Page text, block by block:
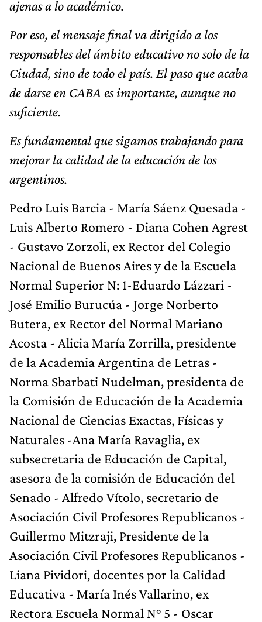
ajenas a lo académico.
Por eso, el mensaje final va dirigido a los
responsables del ámbito educativo no solo de la
Ciudad, sino de todo el país. El paso que acaba
de darse en CABA es importante, aunque no
suficiente.
Es fundamental que sigamos trabajando para
mejorar la calidad de la educación de los
argentinos.
Pedro Luis Barcia - María Sáenz Quesada -
Luis Alberto Romero - Diana Cohen Agrest
- Gustavo Zorzoli, ex Rector del Colegio
Nacional de Buenos Aires y de la Escuela
Normal Superior N: 1-Eduardo Lázzari -
José Emilio Burucúa - Jorge Norberto
Butera, ex Rector del Normal Mariano
Acosta - Alicia María Zorrilla, presidente
de la Academia Argentina de Letras -
Norma Sbarbati Nudelman, presidenta de
la Comisión de Educación de la Academia
Nacional de Ciencias Exactas, Físicas y
Naturales -Ana María Ravaglia, ex
subsecretaria de Educación de Capital,
asesora de la comisión de Educación del
Senado - Alfredo Vítolo, secretario de
Asociación Civil Profesores Republicanos -
Guillermo Mitzraji, Presidente de la
Asociación Civil Profesores Republicanos -
Liana Pividori, docentes por la Calidad
Educativa - María Inés Vallarino, ex
Rectora Escuela Normal N° 5 - Oscar